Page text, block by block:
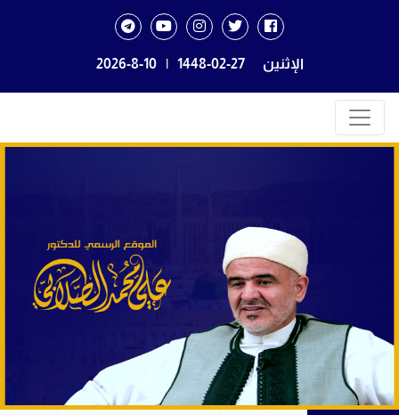
الإثنين 1448-02-27
|
2026-8-10